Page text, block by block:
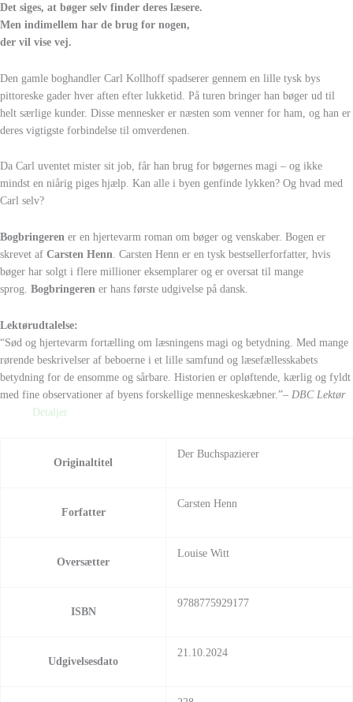
Det siges, at bøger selv finder deres læsere.
Men indimellem har de brug for nogen,
der vil vise vej.
Den gamle boghandler Carl Kollhoff spadserer gennem en lille tysk bys
pittoreske gader hver aften efter lukketid. På turen bringer han bøger ud til
helt særlige kunder. Disse mennesker er næsten som venner for ham, og han er
deres vigtigste forbindelse til omverdenen.
Da Carl uventet mister sit job, får han brug for bøgernes magi – og ikke
mindst en niårig piges hjælp. Kan alle i byen genfinde lykken? Og hvad med
Carl selv?
Bogbringeren er en hjertevarm roman om bøger og venskaber. Bogen er
skrevet af Carsten Henn. Carsten Henn er en tysk bestsellerforfatter, hvis
bøger har solgt i flere millioner eksemplarer og er oversat til mange
sprog. Bogbringeren er hans første udgivelse på dansk.
Lektørudtalelse:
“Sød og hjertevarm fortælling om læsningens magi og betydning. Med mange
rørende beskrivelser af beboerne i et lille samfund og læsefællesskabets
betydning for de ensomme og sårbare. Historien er opløftende, kærlig og fyldt
med fine observationer af byens forskellige menneskeskæbner.”– DBC Lektør
Detaljer
Originaltitel
Der Buchspazierer
Forfatter
Carsten Henn
Oversætter
Louise Witt
ISBN
9788775929177
Udgivelsesdato
21.10.2024